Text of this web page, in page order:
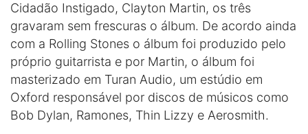
Cidadão Instigado, Clayton Martin, os três
gravaram sem frescuras o álbum. De acordo ainda
com a Rolling Stones o álbum foi produzido pelo
próprio guitarrista e por Martin, o álbum foi
masterizado em Turan Audio, um estúdio em
Oxford responsável por discos de músicos como
Bob Dylan, Ramones, Thin Lizzy e Aerosmith.